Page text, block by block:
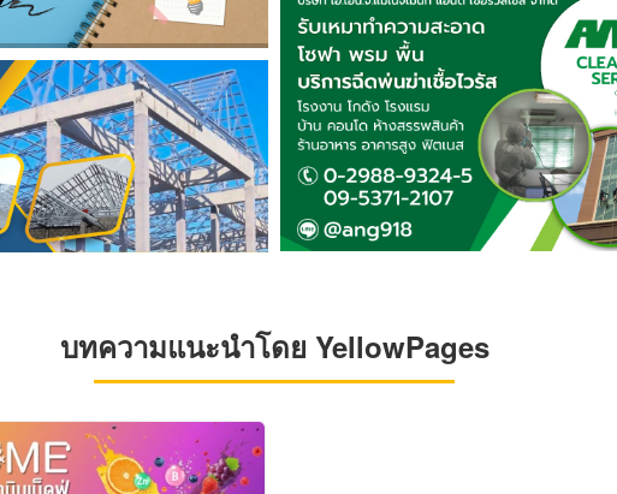
บทความแนะนำโดย YellowPages